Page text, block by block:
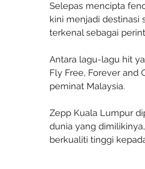
Selepas mencipta
kini menjadi destinasi
terkenal sebagai
Antara lagu-lagu hit
Fly Free, Forever and
peminat Malaysia.
Zepp Kuala Lumpur
dunia yang
berkualiti tinggi